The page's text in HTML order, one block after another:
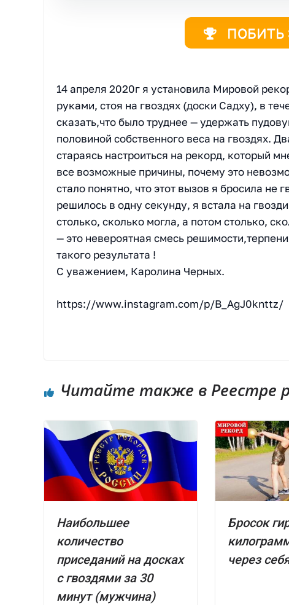
ПОБИТЬ
14 апреля 2020г я установила Мировой
руками, стоя на гвоздях (доски Садху), в
сказать,что было труднее — удержать
половиной собственного веса на гвоздях.
стараясь настроиться на рекорд, который
все возможные причины, почему это
стало понятно, что этот вызов я бросила не
решилось в одну секунду, я встала на
столько, сколько могла, а потом столько,
— это невероятная смесь
такого результата !
С уважением, Каролина Черных.
https://www.instagram.com/p/B_AgJ0knttz/
Читайте также в Реестре
Наибольшее
количество
приседаний на досках
с гвоздями за 30
минут (мужчина)
Бросок
через